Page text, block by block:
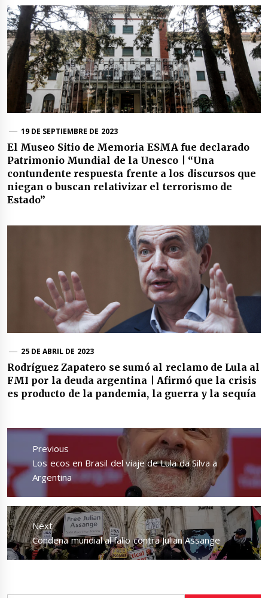
19 DE SEPTIEMBRE DE 2023
El Museo Sitio de Memoria ESMA fue declarado
Patrimonio Mundial de la Unesco | “Una
contundente respuesta frente a los discursos que
niegan o buscan relativizar el terrorismo de
Estado”
25 DE ABRIL DE 2023
Rodríguez Zapatero se sumó al reclamo de Lula al
FMI por la deuda argentina | Afirmó que la crisis
es producto de la pandemia, la guerra y la sequía
Navegación
entradas
Previous
Previous
post:
Los ecos en Brasil del viaje de Lula da Silva a
Argentina
Next
Next
post:
Condena mundial al fallo contra Julian Assange